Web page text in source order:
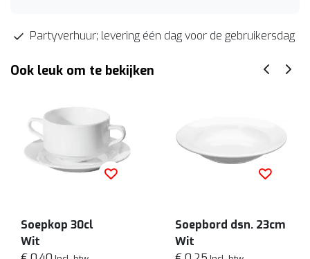
Partyverhuur; levering één dag voor de gebruikersdag
Ook leuk om te bekijken
Soepkop 30cl
Wit
Soepbord dsn. 23cm
Wit